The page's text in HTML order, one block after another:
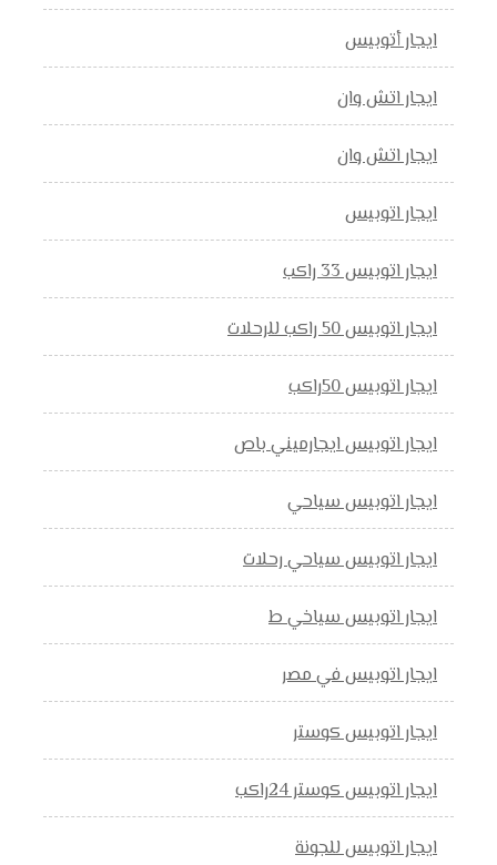
ايجار أتوبيس
ايجار اتش وان
ايجار اتش وان
ايجار اتوبيس
ايجار اتوبيس 33 راكب
ايجار اتوبيس 50 راكب للرحلات
ايجار اتوبيس 50راكب
ايجار اتوبيس ايجارميني باص
ايجار اتوبيس سياحي
ايجار اتوبيس سياحي رحلات
ايجار اتوبيس سياخي ط
ايجار اتوبيس في مصر
ايجار اتوبيس كوستر
ايجار اتوبيس كوستر 24راكب
ايجار اتوبيس للجونة